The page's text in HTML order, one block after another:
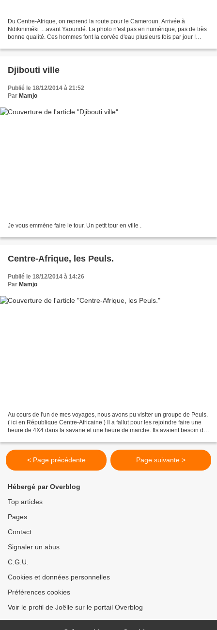
Du Centre-Afrique, on reprend la route pour le Cameroun. Arrivée à
Ndikiniméki ....avant Yaoundé. La photo n'est pas en numérique, pas de très
bonne qualité. Ces hommes font la corvée d'eau plusieurs fois par jour !
Djibouti ville
Publié le 18/12/2014 à 21:52
Par Mamjo
Je vous emmène faire le tour. Un petit tour en ville .
Centre-Afrique, les Peuls.
Publié le 18/12/2014 à 14:26
Par Mamjo
Au cours de l'un de mes voyages, nous avons pu visiter un groupe de Peuls.
( ici en République Centre-Africaine ) Il a fallut pour les rejoindre faire une
heure de 4X4 dans la savane et une heure de marche. Ils avaient besoin de
< Page précédente Page suivante >
Hébergé par Overblog
Top articles
Pages
Contact
Signaler un abus
C.G.U.
Cookies et données personnelles
Préférences cookies
Voir le profil de Joëlle sur le portail Overblog